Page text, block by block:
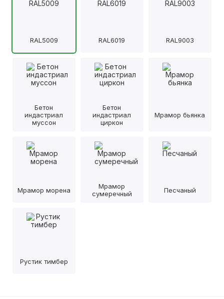
RAL5009 RAL6019 RAL9003
Бетон
индастриал
муссон
Бетон
индастриал
циркон
Мрамор бьянка
Мрамор морена
Мрамор
сумеречный
Песчаный
Рустик тимбер